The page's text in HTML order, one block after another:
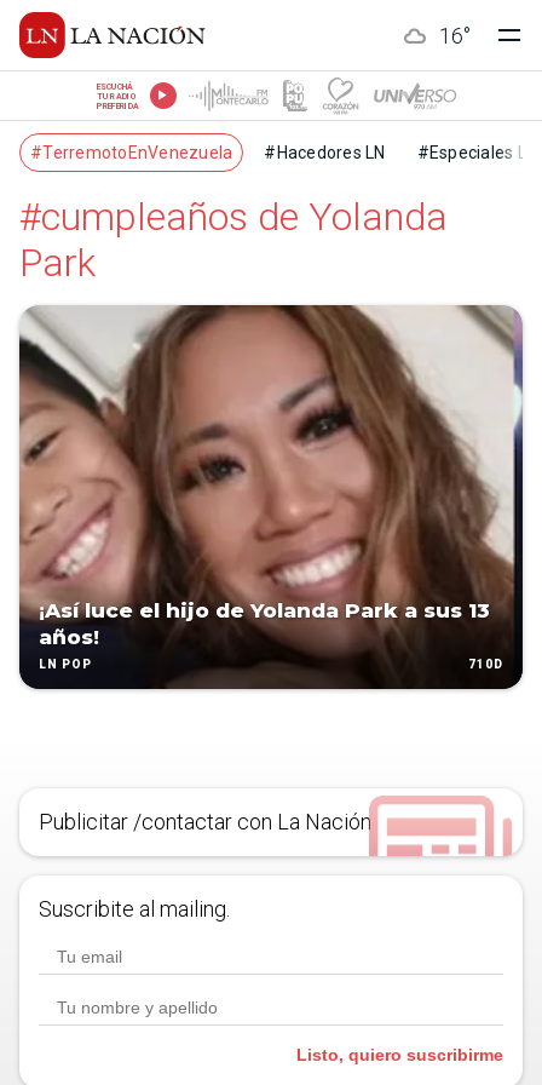
16°
ESCUCHÁ
TU RADIO
PREFERIDA
#TerremotoEnVenezuela #Hacedores LN #Especiales LN
#cumpleaños de Yolanda
Park
¡Así luce el hijo de Yolanda Park a sus 13
años!
LN POP 710D
Publicitar /contactar con La Nación
Suscribite al mailing.
Listo, quiero suscribirme